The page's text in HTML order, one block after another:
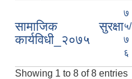
सामाजिक सुरक्षा
कार्यविधी_२०७५
७
५/
७
६
Showing 1 to 8 of 8 entries